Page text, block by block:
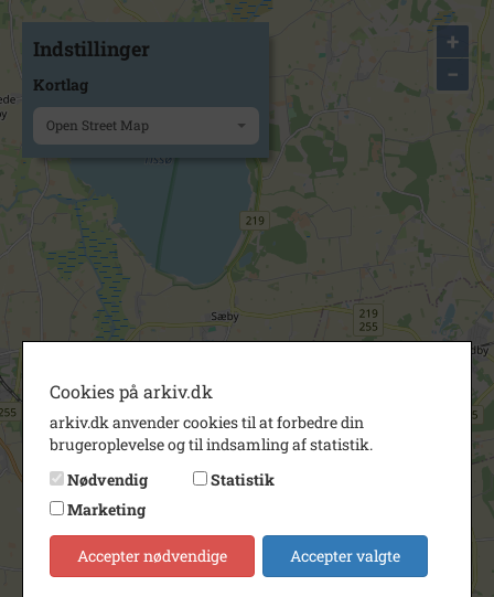
+
−
Indstillinger
Kortlag
Open Street Map
Cookies på arkiv.dk
arkiv.dk anvender cookies til at forbedre din
brugeroplevelse og til indsamling af statistik.
Nødvendig
Statistik
Marketing
Accepter nødvendige Accepter valgte